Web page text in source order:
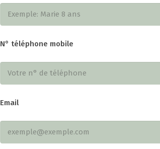
N° téléphone mobile
Email